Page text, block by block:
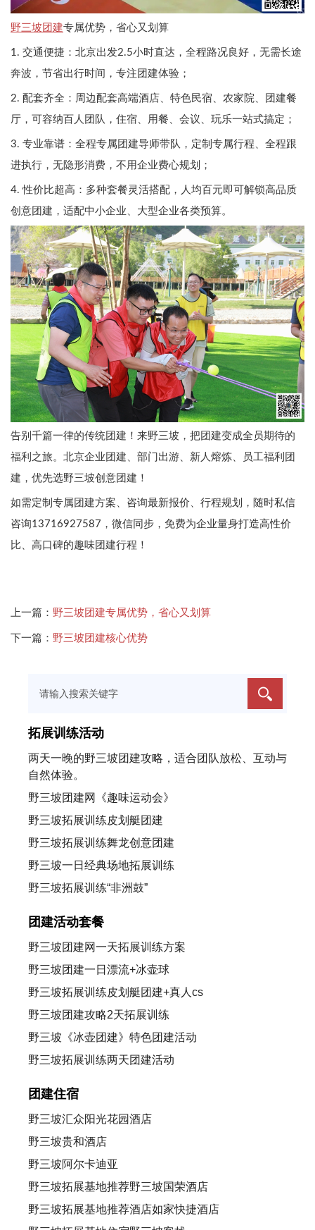
野三坡团建专属优势，省心又划算
1. 交通便捷：北京出发2.5小时直达，全程路况良好，无需长途
奔波，节省出行时间，专注团建体验；
2. 配套齐全：周边配套高端酒店、特色民宿、农家院、团建餐
厅，可容纳百人团队，住宿、用餐、会议、玩乐一站式搞定；
3. 专业靠谱：全程专属团建导师带队，定制专属行程、全程跟
进执行，无隐形消费，不用企业费心规划；
4. 性价比超高：多种套餐灵活搭配，人均百元即可解锁高品质
创意团建，适配中小企业、大型企业各类预算。
告别千篇一律的传统团建！来野三坡，把团建变成全员期待的
福利之旅。北京企业团建、部门出游、新人熔炼、员工福利团
建，优先选野三坡创意团建！
如需定制专属团建方案、咨询最新报价、行程规划，随时私信
咨询13716927587，微信同步，免费为企业量身打造高性价
比、高口碑的趣味团建行程！
上一篇： 野三坡团建专属优势，省心又划算
下一篇： 野三坡团建核心优势
拓展训练活动
两天一晚的野三坡团建攻略，适合团队放松、互动与
自然体验。
野三坡团建网《趣味运动会》
野三坡拓展训练皮划艇团建
野三坡拓展训练舞龙创意团建
野三坡一日经典场地拓展训练
野三坡拓展训练“非洲鼓”
团建活动套餐
野三坡团建网一天拓展训练方案
野三坡团建一日漂流+冰壶球
野三坡拓展训练皮划艇团建+真人cs
野三坡团建攻略2天拓展训练
野三坡《冰壶团建》特色团建活动
野三坡拓展训练两天团建活动
团建住宿
野三坡汇众阳光花园酒店
野三坡贵和酒店
野三坡阿尔卡迪亚
野三坡拓展基地推荐野三坡国荣酒店
野三坡拓展基地推荐酒店如家快捷酒店